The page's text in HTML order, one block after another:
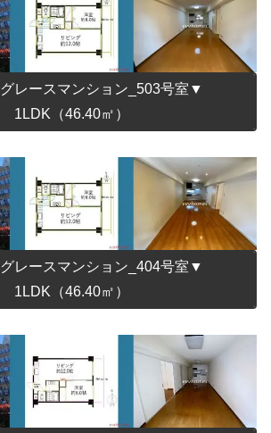
レースマンション_503号室▼
1LDK（46.40㎡）
レースマンション_404号室▼
1LDK（46.40㎡）